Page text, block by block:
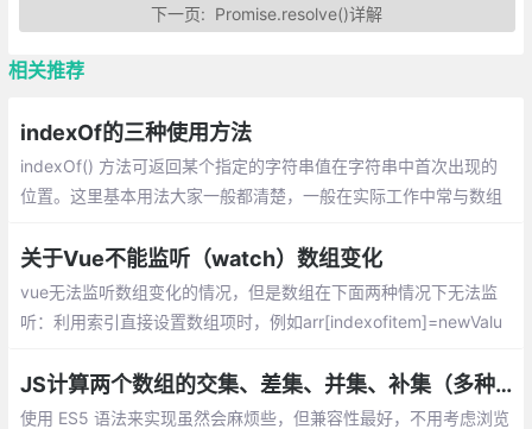
下一页: Promise.resolve()详解
相关推荐
indexOf的三种使用方法
indexOf() 方法可返回某个指定的字符串值在字符串中首次出现的
位置。这里基本用法大家一般都清楚，一般在实际工作中常与数组
关于Vue不能监听（watch）数组变化
vue无法监听数组变化的情况，但是数组在下面两种情况下无法监
听：利用索引直接设置数组项时，例如arr[indexofitem]=newValu
JS计算两个数组的交集、差集、并集、补集（多种实现方式）
使用 ES5 语法来实现虽然会麻烦些，但兼容性最好，不用考虑浏览